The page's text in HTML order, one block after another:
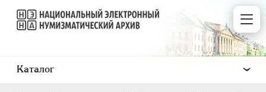
Каталог